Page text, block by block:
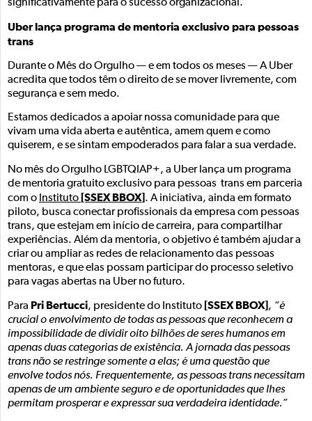
significativamente para o sucesso organizacional.
Uber lança programa de mentoria exclusivo para pessoas
trans
Durante o Mês do Orgulho — e em todos os meses — A Uber
acredita que todos têm o direito de se mover livremente, com
segurança e sem medo.
Estamos dedicados a apoiar nossa comunidade para que
vivam uma vida aberta e autêntica, amem quem e como
quiserem, e se sintam empoderados para falar a sua verdade.
No mês do Orgulho LGBTQIAP+, a Uber lança um programa
de mentoria gratuito exclusivo para pessoas trans em parceria
com o Instituto [SSEX BBOX . A iniciativa, ainda em formato
piloto, busca conectar profissionais da empresa com pessoas
trans, que estejam em início de carreira, para compartilhar
experiências. Além da mentoria, o objetivo é também ajudar a
criar ou ampliar as redes de relacionamento das pessoas
mentoras, e que elas possam participar do processo seletivo
para vagas abertas na Uber no futuro.
Para Pri Bertucci, presidente do Instituto [SSEX BBOX] , “é
crucial o envolvimento de todas as pessoas que reconhecem a
impossibilidade de dividir oito bilhões de seres humanos em
apenas duas categorias de existência. A jornada das pessoas
trans não se restringe somente a elas; é uma questão que
envolve todos nós. Frequentemente, as pessoas trans necessitam
apenas de um ambiente seguro e de oportunidades que lhes
permitam prosperar e expressar sua verdadeira identidade.”